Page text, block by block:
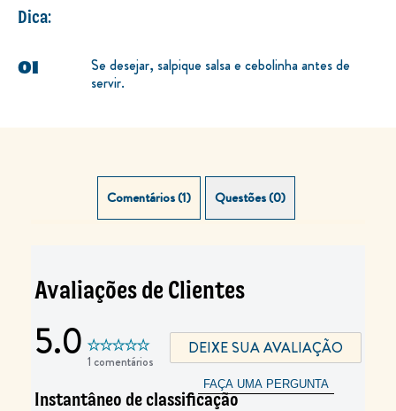
Dica:
Se desejar, salpique salsa e cebolinha antes de
servir.
Comentários (1) Questões (0)
Avaliações de Clientes
5.0 1 comentários
Instantâneo de classificação
DEIXE SUA AVALIAÇÃO
FAÇA UMA PERGUNTA